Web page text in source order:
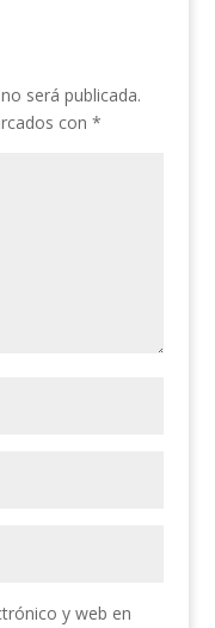
será publicada.
con *
y web en